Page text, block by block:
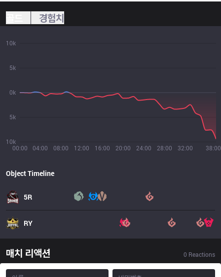
경험치
00:00 04:00 08:00 12:00 16:00 20:00 24:00 28:00 32:00 38:00
10k
5k
0k
5k
10k
Object Timeline
5R
RY
매치 리액션 0 Reactions